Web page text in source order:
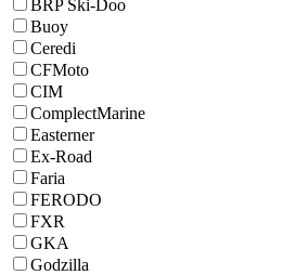
BRP Ski-Doo
Buoy
Ceredi
CFMoto
CIM
ComplectMarine
Easterner
Ex-Road
Faria
FERODO
FXR
GKA
Godzilla